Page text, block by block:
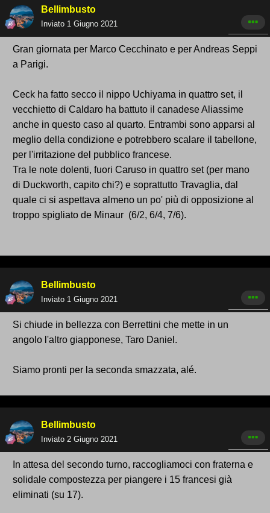
Bellimbusto
Inviato 1 Giugno 2021
Gran giornata per Marco Cecchinato e per Andreas Seppi
a Parigi.
Ceck ha fatto secco il nippo Uchiyama in quattro set, il
vecchietto di Caldaro ha battuto il canadese Aliassime
anche in questo caso al quarto. Entrambi sono apparsi al
meglio della condizione e potrebbero scalare il tabellone,
per l'irritazione del pubblico francese.
Tra le note dolenti, fuori Caruso in quattro set (per mano
di Duckworth, capito chi?) e soprattutto Travaglia, dal
quale ci si aspettava almeno un po' più di opposizione al
troppo spigliato de Minaur (6/2, 6/4, 7/6).
Bellimbusto
Inviato 1 Giugno 2021
Si chiude in bellezza con Berrettini che mette in un
angolo l'altro giapponese, Taro Daniel.
Siamo pronti per la seconda smazzata, alé.
Bellimbusto
Inviato 2 Giugno 2021
In attesa del secondo turno, raccogliamoci con fraterna e
solidale compostezza per piangere i 15 francesi già
eliminati (su 17).